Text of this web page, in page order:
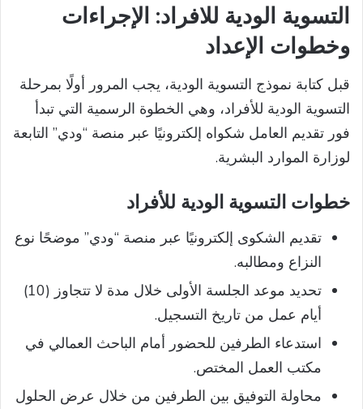
التسوية الودية للافراد: الإجراءات
وخطوات الإعداد
قبل كتابة نموذج التسوية الودية، يجب المرور أولًا بمرحلة
التسوية الودية للأفراد، وهي الخطوة الرسمية التي تبدأ
فور تقديم العامل شكواه إلكترونيًا عبر منصة “ودي” التابعة
لوزارة الموارد البشرية.
خطوات التسوية الودية للأفراد
تقديم الشكوى إلكترونيًا عبر منصة “ودي” موضحًا نوع
النزاع ومطالبه.
تحديد موعد الجلسة الأولى خلال مدة لا تتجاوز (10)
أيام عمل من تاريخ التسجيل.
استدعاء الطرفين للحضور أمام الباحث العمالي في
مكتب العمل المختص.
محاولة التوفيق بين الطرفين من خلال عرض الحلول